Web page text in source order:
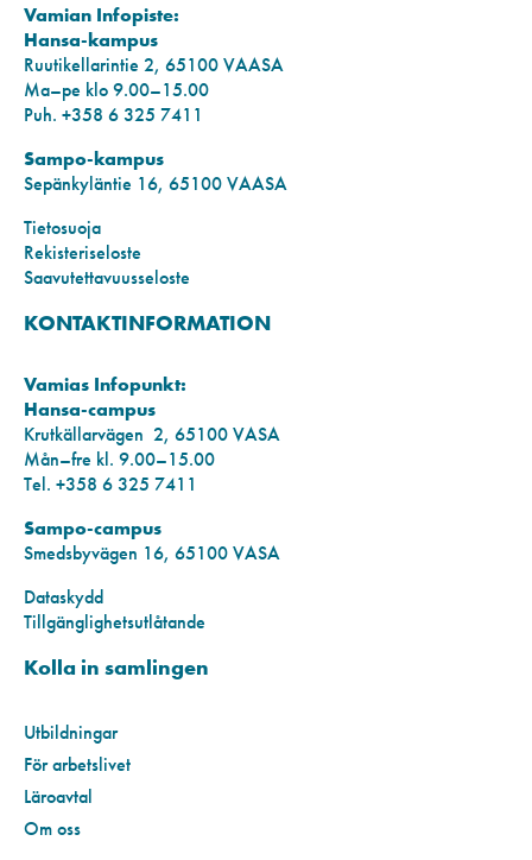
Vamian Infopiste:
Hansa-kampus
Ruutikellarintie 2, 65100 VAASA
Ma–pe klo 9.00–15.00
Puh. +358 6 325 7411
Sampo-kampus
Sepänkyläntie 16, 65100 VAASA
Tietosuoja
Rekisteriseloste
Saavutettavuusseloste
KONTAKTINFORMATION
Vamias Infopunkt:
Hansa-campus
Krutkällarvägen 2, 65100 VASA
Mån–fre kl. 9.00–15.00
Tel. +358 6 325 7411
Sampo-campus
Smedsbyvägen 16, 65100 VASA
Dataskydd
Tillgänglighetsutlåtande
Kolla in samlingen
Utbildningar
För arbetslivet
Läroavtal
Om oss